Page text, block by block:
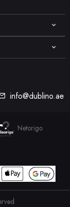
info@dublino.ae
Netorigo